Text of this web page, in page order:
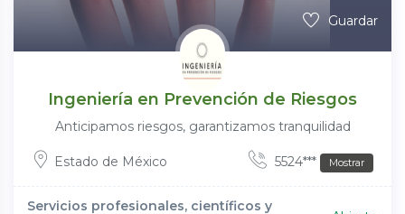
Guardar
Ingeniería en Prevención de Riesgos
Anticipamos riesgos, garantizamos tranquilidad
Estado de México 5524*** Mostrar
Servicios profesionales, científicos y